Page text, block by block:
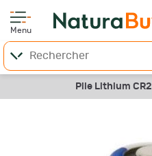
Menu
Pile Lithium